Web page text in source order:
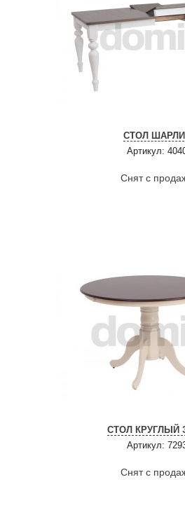
СТОЛ
Артикул:
Снят с
СТОЛ КРУГЛЫЙ
Артикул:
Снят с